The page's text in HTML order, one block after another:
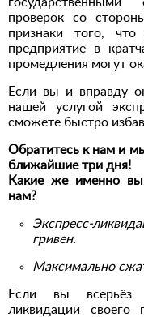
проверок со
признаки того,
предприятие в
промедления могут
Если вы и вправду
нашей услугой
сможете быстро
Обратитесь к нам и
ближайшие три дня!
Какие же именно
нам?
Экспресс-
гривен.
Максимально
Если вы всерьёз
ликвидации своего